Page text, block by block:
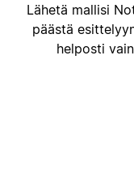
Lähetä mallisi
päästä
helposti